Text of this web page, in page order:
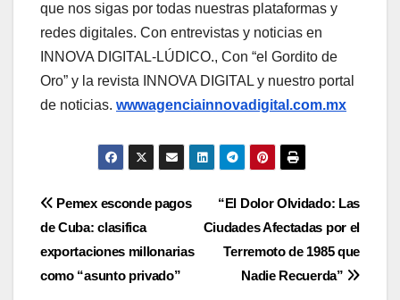
que nos sigas por todas nuestras plataformas y
redes digitales. Con entrevistas y noticias en
INNOVA DIGITAL-LÚDICO., Con “el Gordito de
Oro” y la revista INNOVA DIGITAL y nuestro portal
de noticias. wwwagenciainnovadigital.com.mx
Navegación
de
entradas
“El Dolor Olvidado: Las
Ciudades Afectadas por el
Terremoto de 1985 que
Nadie Recuerda”
Pemex esconde pagos
de Cuba: clasifica
exportaciones millonarias
como “asunto privado”